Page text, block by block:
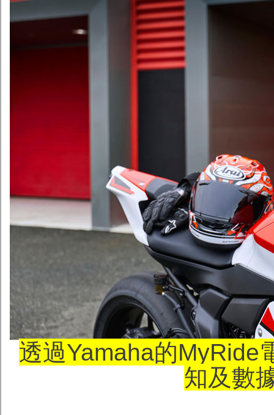
透過Yamaha的MyRide
知及數